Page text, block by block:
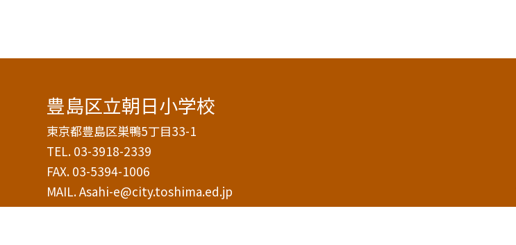
豊島区立朝日小学校
東京都豊島区巣鴨5丁目33-1
TEL. 03-3918-2339
FAX. 03-5394-1006
MAIL. Asahi-e@city.toshima.ed.jp